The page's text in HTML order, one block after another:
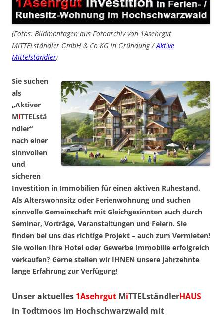
(Fotos: Bildmontagen aus Fotoarchiv von 1Asehrgut
MiTTELständler GmbH & Co KG in Gründung /Aktive
Mittelständler)
Sie suchen
als
„Aktiver
MiTTELstä
ndler“
nach einer
sinnvollen
und
sicheren
Investition in Immobilien für einen aktiven Ruhestand.
Als Alterswohnsitz oder Ferienwohnung und suchen
sinnvolle Gemeinschaft mit Gleichgesinnten auch durch
Seminar, Vorträge, Veranstaltungen und Feiern. Sie
finden bei uns das richtige Projekt – auch zum Vermieten!
Sie wollen Ihre Hotel oder Gewerbe Immobilie erfolgreich
verkaufen? Gerne stellen wir IHNEN unsere Jahrzehnte
lange Erfahrung zur Verfügung!
Unser aktuelles 1Asehrgut MiTTELständlerHAUS
in Todtmoos im Hochschwarzwald mit